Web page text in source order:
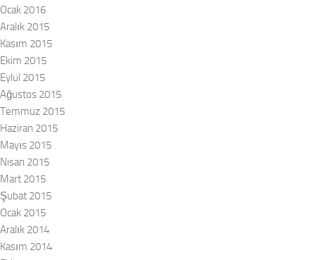
Ocak 2016
Aralık 2015
Kasım 2015
Ekim 2015
Eylül 2015
Ağustos 2015
Temmuz 2015
Haziran 2015
Mayıs 2015
Nisan 2015
Mart 2015
Şubat 2015
Ocak 2015
Aralık 2014
Kasım 2014